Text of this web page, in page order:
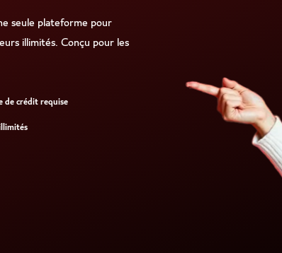
seule plateforme pour
illimités. Conçu pour les
de crédit requise